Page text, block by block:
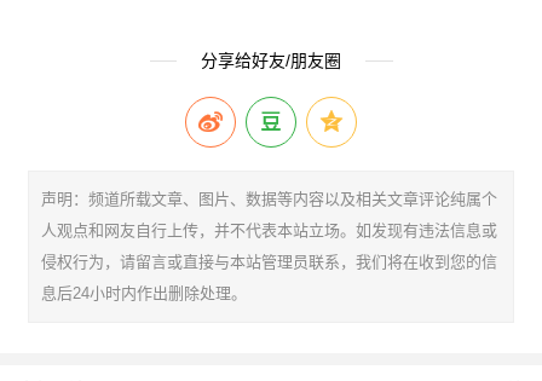
分享给好友/朋友圈
声明：频道所载文章、图片、数据等内容以及相关文章评论纯属个
人观点和网友自行上传，并不代表本站立场。如发现有违法信息或
侵权行为，请留言或直接与本站管理员联系，我们将在收到您的信
息后24小时内作出删除处理。